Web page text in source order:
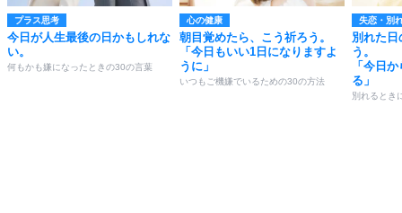
プラス思考
今日が人生最後の日かもしれな
い。
何もかも嫌になったときの30の言葉
心の健康
朝目覚めたら、こう祈ろう。
「今日もいい1日になりますよ
うに」
いつもご機嫌でいるための30の方法
失恋・別
別れた
う。
「今日
る」
別れるとき